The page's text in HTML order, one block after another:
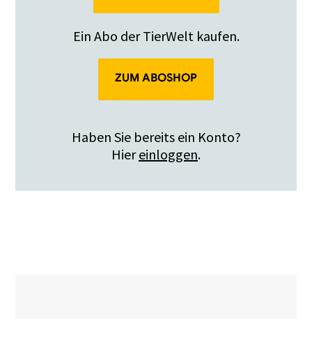
Ein Abo der TierWelt kaufen.
ZUM ABOSHOP
Haben Sie bereits ein Konto?
Hiereinloggen.